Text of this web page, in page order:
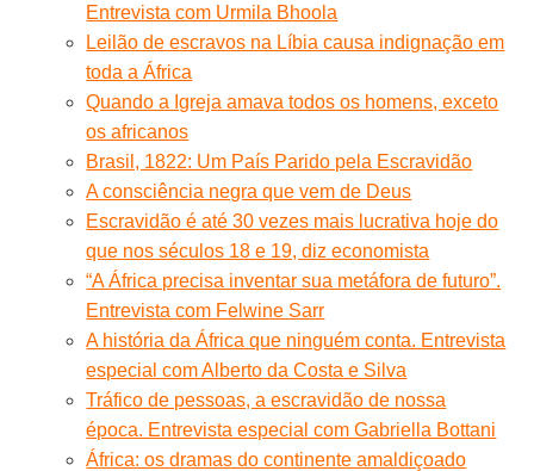
Entrevista com Urmila Bhoola
Leilão de escravos na Líbia causa indignação em
toda a África
Quando a Igreja amava todos os homens, exceto
os africanos
Brasil, 1822: Um País Parido pela Escravidão
A consciência negra que vem de Deus
Escravidão é até 30 vezes mais lucrativa hoje do
que nos séculos 18 e 19, diz economista
“A África precisa inventar sua metáfora de futuro”.
Entrevista com Felwine Sarr
A história da África que ninguém conta. Entrevista
especial com Alberto da Costa e Silva
Tráfico de pessoas, a escravidão de nossa
época. Entrevista especial com Gabriella Bottani
África: os dramas do continente amaldiçoado